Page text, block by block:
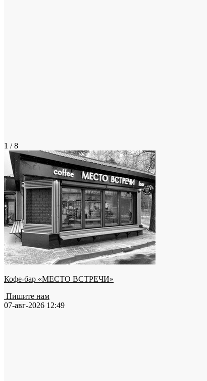
1 / 8
Кофе-бар «МЕСТО ВСТРЕЧИ»
Пишите нам
07-авг-2026 12:49